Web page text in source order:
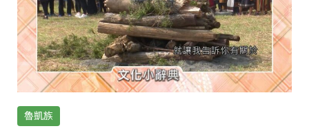
魯凱族